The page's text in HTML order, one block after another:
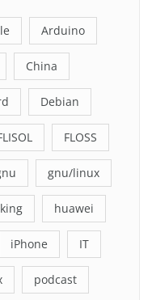
Arduino
China
Debian
FLOSS
gnu/linux
huawei
iPhone IT
podcast